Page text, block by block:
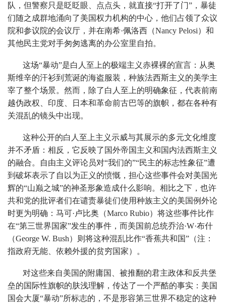
队，但警察只是眨眨眼、点点头，就直接“打开了门”，暴徒
们随之成群地涌向了美国权力机构的中心，他们占领了众议
院和参议院的会议厅，并在南希·佩洛西（Nancy Pelosi）和
其他民主党对手匆匆逃离的办公室里自拍。
这场“暴动”是白人至上的极端主义赤裸裸的宣言：从奥
斯维辛的汗衫到荒诞的海盗服装，种族法西斯主义的美学主
宰了整个场景。然而，除了白人至上的明确象征，代表前南
越伪政权、印度、日本和革命前古巴等的旗帜，都在各种有
关混乱的镜头中出现。
这种公开的白人至上主义示威与其展示的多元文化维度
并不矛盾：相反，它反映了国外帝国主义和国内法西斯主义
的融合。自由主义评论员对“我们的”“民主的标志性象征”遭
到破坏表示了自以为正义的愤慨，担心这些事件会对美国光
辉的“山巅之城”的神圣形象造成什么影响。相比之下，也许
共和党的批评者们在谴责暴徒们使用种族主义的美国例外论
时更为明确：马可·卢比奥（Marco Rubio）将这些事件比作
在“第三世界国家”发生的事件，而美国前总统乔治·W·布什
（George W. Bush）则将这种混乱比作“香蕉共和国”（注：
指政府无能、依赖外援的贫穷国家）。
对这些来自美国的附庸国、被推翻的君主政体和反共堡
垒的国际性旗帜的肤浅理解，传达了一个严酷的事实：美国
国会大厦“暴动”所标志的，不是形容第三世界不稳定的这种